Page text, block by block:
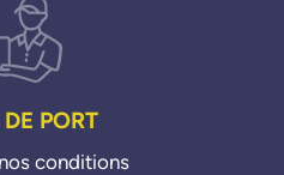
PORT
conditions